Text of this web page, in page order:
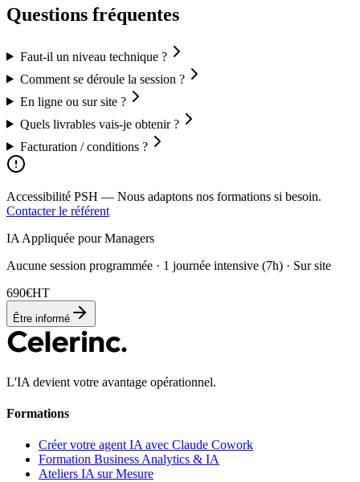
Questions fréquentes
Faut-il un niveau technique ?
Comment se déroule la session ?
En ligne ou sur site ?
Quels livrables vais-je obtenir ?
Facturation / conditions ?
Accessibilité PSH — Nous adaptons nos formations si besoin.
Contacter le référent
IA Appliquée pour Managers
Aucune session programmée · 1 journée intensive (7h) · Sur site
690€HT
Être informé
L'IA devient votre avantage opérationnel.
Formations
Créer votre agent IA avec Claude Cowork
Formation Business Analytics & IA
Ateliers IA sur Mesure